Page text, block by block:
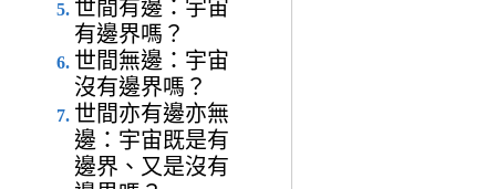
世間有邊：宇宙
有邊界嗎？
世間無邊：宇宙
沒有邊界嗎？
世間亦有邊亦無
邊：宇宙既是有
邊界、又是沒有